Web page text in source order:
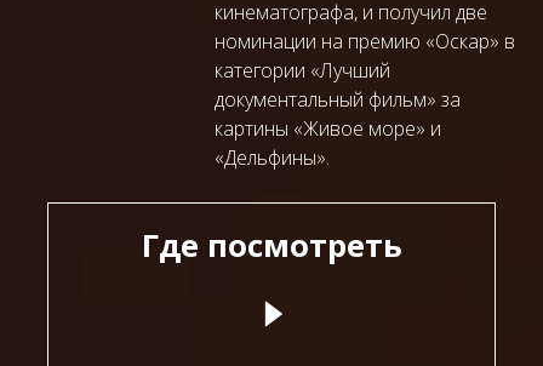
кинематографа, и получил две
номинации на премию «Оскар» в
категории «Лучший
документальный фильм» за
картины «Живое море» и
«Дельфины».
Где посмотреть